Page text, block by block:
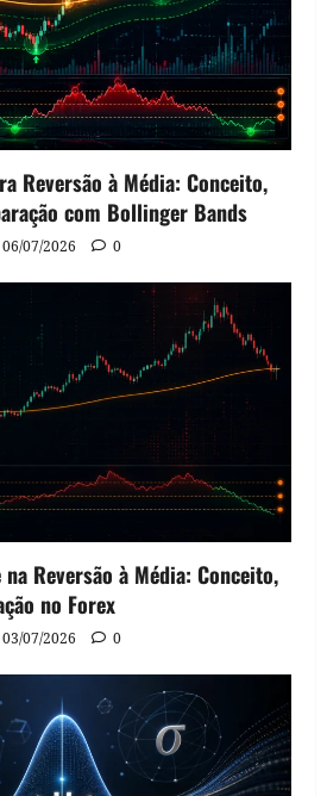
Reversão à Média: Conceito,
com Bollinger Bands
06/07/2026 0
na Reversão à Média: Conceito,
no Forex
03/07/2026 0